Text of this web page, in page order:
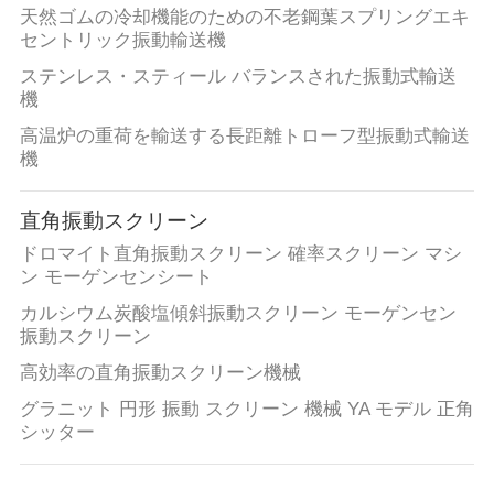
い
引
金
を
求
め
て
く
だ
さ
天然ゴムの冷却機能のための不老鋼葉スプリングエキ
セントリック振動輸送機
ステンレス・スティール バランスされた振動式輸送
機
高温炉の重荷を輸送する長距離トローフ型振動式輸送
機
直角振動スクリーン
ドロマイト直角振動スクリーン 確率スクリーン マシ
ン モーゲンセンシート
カルシウム炭酸塩傾斜振動スクリーン モーゲンセン
振動スクリーン
高効率の直角振動スクリーン機械
グラニット 円形 振動 スクリーン 機械 YA モデル 正角
シッター